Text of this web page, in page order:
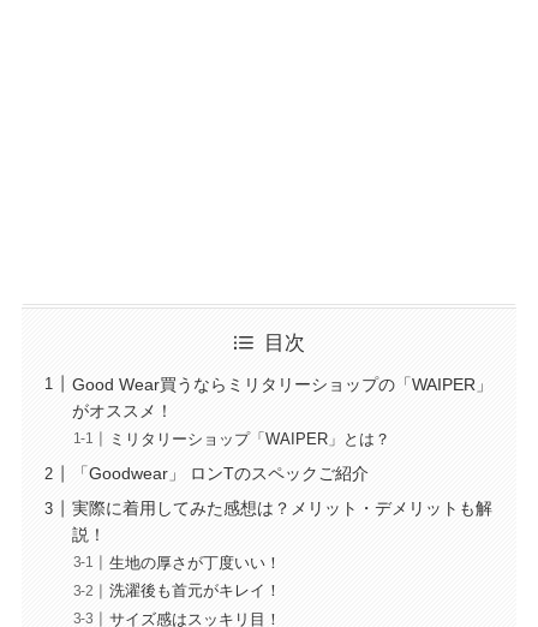
目次
Good Wear買うならミリタリーショップの「WAIPER」
がオススメ！
ミリタリーショップ「WAIPER」とは？
「Goodwear」 ロンTのスペックご紹介
実際に着用してみた感想は？メリット・デメリットも解
説！
生地の厚さが丁度いい！
洗濯後も首元がキレイ！
サイズ感はスッキリ目！